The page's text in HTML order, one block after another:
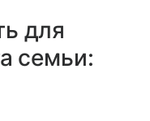
для
семьи: